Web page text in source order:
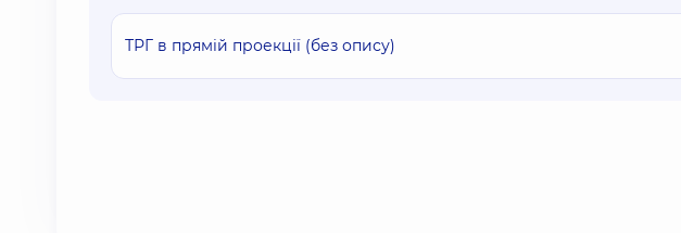
ТРГ в прямій проекції (без опису)